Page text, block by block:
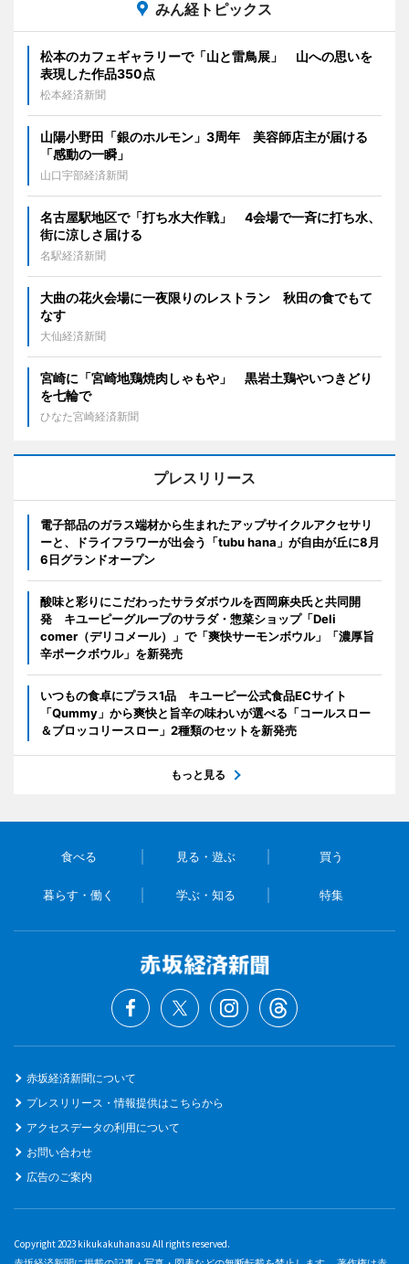
みん経トピックス
松本のカフェギャラリーで「山と雷鳥展」 山への思いを
表現した作品350点
松本経済新聞
山陽小野田「銀のホルモン」3周年 美容師店主が届ける
「感動の一瞬」
山口宇部経済新聞
名古屋駅地区で「打ち水大作戦」 4会場で一斉に打ち水、
街に涼しさ届ける
名駅経済新聞
大曲の花火会場に一夜限りのレストラン 秋田の食でもて
なす
大仙経済新聞
宮崎に「宮崎地鶏焼肉しゃもや」 黒岩土鶏やいつきどり
を七輪で
ひなた宮崎経済新聞
プレスリリース
電子部品のガラス端材から生まれたアップサイクルアクセサリ
ーと、ドライフラワーが出会う「tubu hana」が自由が丘に8月
6日グランドオープン
酸味と彩りにこだわったサラダボウルを西岡麻央氏と共同開
発 キユーピーグループのサラダ・惣菜ショップ「Deli
comer（デリコメール）」で「爽快サーモンボウル」「濃厚旨
辛ポークボウル」を新発売
いつもの食卓にプラス1品 キユーピー公式食品ECサイト
「Qummy」から爽快と旨辛の味わいが選べる「コールスロー
＆ブロッコリースロー」2種類のセットを新発売
もっと見る
食べる 見る・遊ぶ 買う
暮らす・働く 学ぶ・知る 特集
赤坂経済新聞について
プレスリリース・情報提供はこちらから
アクセスデータの利用について
お問い合わせ
広告のご案内
Copyright 2023 kikukakuhanasu All rights reserved.